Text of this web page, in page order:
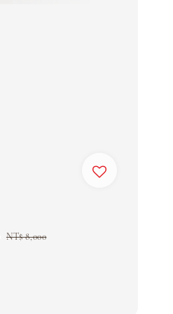
Regular
NT$ 8,000